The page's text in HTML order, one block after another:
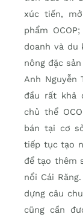
xúc tiến,
phẩm
doanh và du
nông đặc
Anh Nguyễn
đầu rất khả
chủ thể
bán tại cơ
tiếp tục tạo
để tạo thêm
nổi Cái
dựng câu
cũng cần